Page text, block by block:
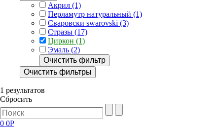
Акрил (1)
Перламутр натуральный (1)
Сваровски swarovski (3)
Стразы (17)
Циркон (1)
Эмаль (2)
Очистить фильтр
Очистить фильтры
1 результатов
Сбросить
0 0Р